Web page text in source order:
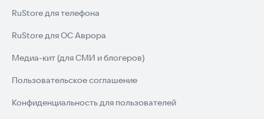
RuStore для телефона
RuStore для ОС Аврора
Медиа-кит (для СМИ и блогеров)
Пользовательское соглашение
Конфиденциальность для пользователей